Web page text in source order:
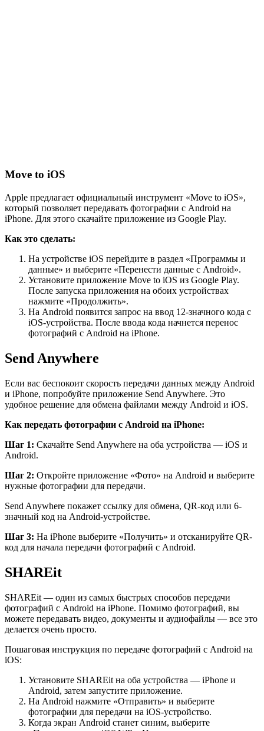
Move to iOS
Apple предлагает официальный инструмент «Move to iOS»,
который позволяет передавать фотографии с Android на
iPhone. Для этого скачайте приложение из Google Play.
Как это сделать:
На устройстве iOS перейдите в раздел «Программы и
данные» и выберите «Перенести данные с Android».
Установите приложение Move to iOS из Google Play.
После запуска приложения на обоих устройствах
нажмите «Продолжить».
На Android появится запрос на ввод 12-значного кода с
iOS-устройства. После ввода кода начнется перенос
фотографий с Android на iPhone.
Send Anywhere
Если вас беспокоит скорость передачи данных между Android
и iPhone, попробуйте приложение Send Anywhere. Это
удобное решение для обмена файлами между Android и iOS.
Как передать фотографии с Android на iPhone:
Шаг 1: Скачайте Send Anywhere на оба устройства — iOS и
Android.
Шаг 2: Откройте приложение «Фото» на Android и выберите
нужные фотографии для передачи.
Send Anywhere покажет ссылку для обмена, QR-код или 6-
значный код на Android-устройстве.
Шаг 3: На iPhone выберите «Получить» и отсканируйте QR-
код для начала передачи фотографий с Android.
SHAREit
SHAREit — один из самых быстрых способов передачи
фотографий с Android на iPhone. Помимо фотографий, вы
можете передавать видео, документы и аудиофайлы — все это
делается очень просто.
Пошаговая инструкция по передаче фотографий с Android на
iOS:
Установите SHAREit на оба устройства — iPhone и
Android, затем запустите приложение.
На Android нажмите «Отправить» и выберите
фотографии для передачи на iOS-устройство.
Когда экран Android станет синим, выберите